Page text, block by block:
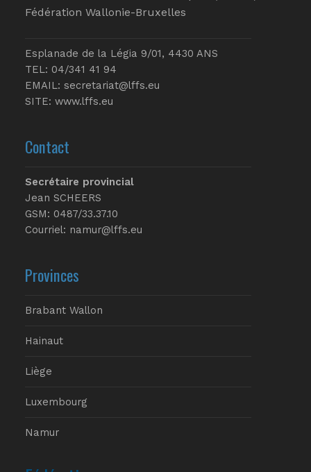
Fédération Wallonie-Bruxelles
Esplanade de la Légia 9/01, 4430 ANS
TEL: 04/341 41 94
EMAIL: secretariat@lffs.eu
SITE: www.lffs.eu
Contact
Secrétaire provincial
Jean SCHEERS
GSM: 0487/33.37.10
Courriel: namur@lffs.eu
Provinces
Brabant Wallon
Hainaut
Liège
Luxembourg
Namur